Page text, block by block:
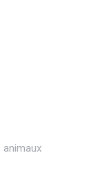
animaux